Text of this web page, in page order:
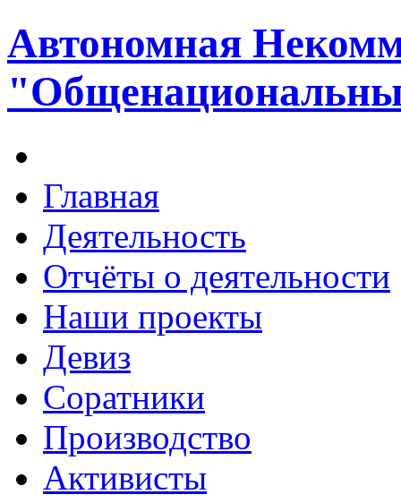
Автономная
Главная
Деятельность
Отчёты о деятельности
Наши проекты
Девиз
Соратники
Производство
Активисты